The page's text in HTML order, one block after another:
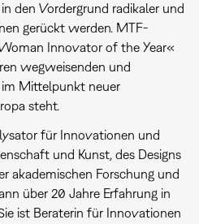
den Vordergrund radikaler und
gerückt werden. MTF-
Innovator of the Year«
wegweisenden und
im Mittelpunkt neuer
steht.
für Innovationen und
und Kunst, des Designs
akademischen Forschung und
über 20 Jahre Erfahrung in
ist Beraterin für Innovationen